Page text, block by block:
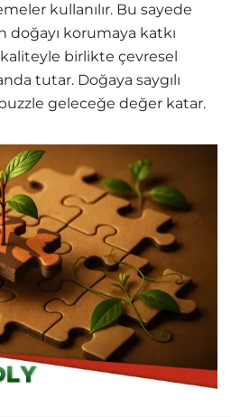
kullanılır. Bu sayede
doğayı korumaya katkı
kaliteyle birlikte çevresel
tutar. Doğaya saygılı
geleceğe değer katar.